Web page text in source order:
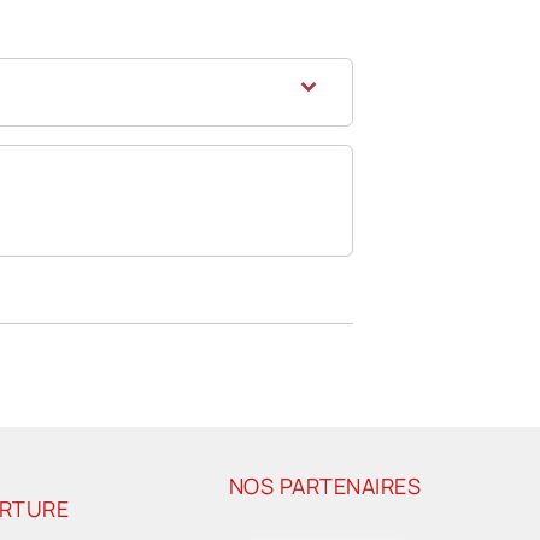
NOS PARTENAIRES